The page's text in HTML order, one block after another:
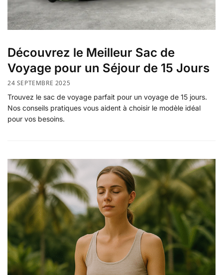
Découvrez le Meilleur Sac de
Voyage pour un Séjour de 15 Jours
24 SEPTEMBRE 2025
Trouvez le sac de voyage parfait pour un voyage de 15 jours.
Nos conseils pratiques vous aident à choisir le modèle idéal
pour vos besoins.